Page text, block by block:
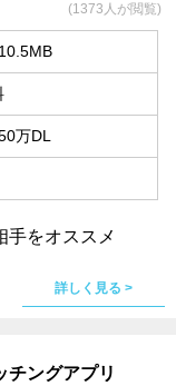
(1373人が閲覧)
万DL
手をオススメ
詳しく見る >
ングアプリ